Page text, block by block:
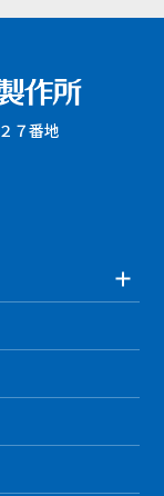
７番地